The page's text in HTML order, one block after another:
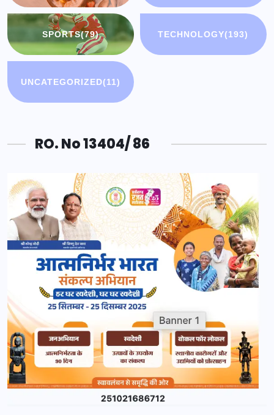
SPORTS(79) TECHNOLOGY(193)
UNCATEGORIZED(11)
RO. No 13404/ 86